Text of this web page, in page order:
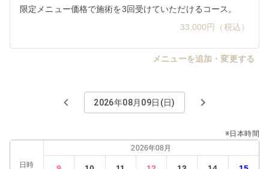
限定メニュー価格で施術を3回受けていただけるコース。
33,000円（税込）
メニューを追加・変更する
2026年08月09日(日)
※日本時間
日時
2026年08月